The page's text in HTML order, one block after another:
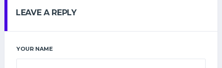
LEAVE A REPLY
YOUR NAME